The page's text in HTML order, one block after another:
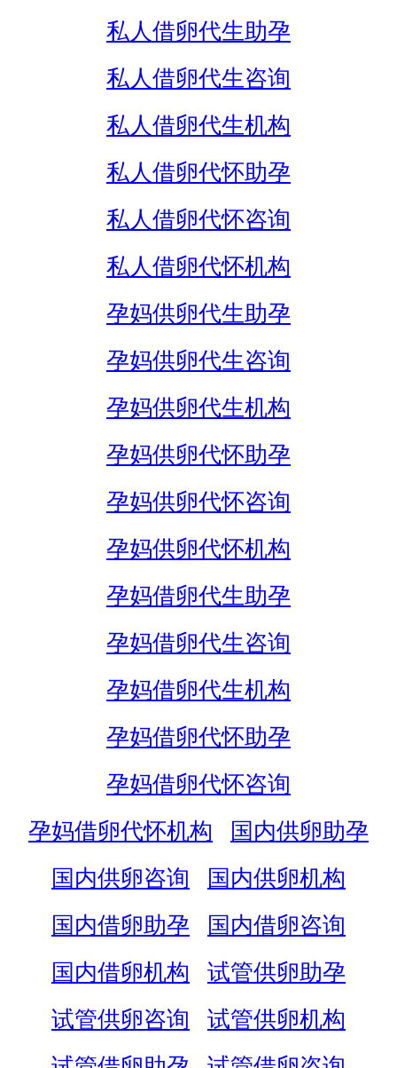
私人借卵代生助孕
私人借卵代生咨询
私人借卵代生机构
私人借卵代怀助孕
私人借卵代怀咨询
私人借卵代怀机构
孕妈供卵代生助孕
孕妈供卵代生咨询
孕妈供卵代生机构
孕妈供卵代怀助孕
孕妈供卵代怀咨询
孕妈供卵代怀机构
孕妈借卵代生助孕
孕妈借卵代生咨询
孕妈借卵代生机构
孕妈借卵代怀助孕
孕妈借卵代怀咨询
孕妈借卵代怀机构
国内供卵助孕
国内供卵咨询
国内供卵机构
国内借卵助孕
国内借卵咨询
国内借卵机构
试管供卵助孕
试管供卵咨询
试管供卵机构